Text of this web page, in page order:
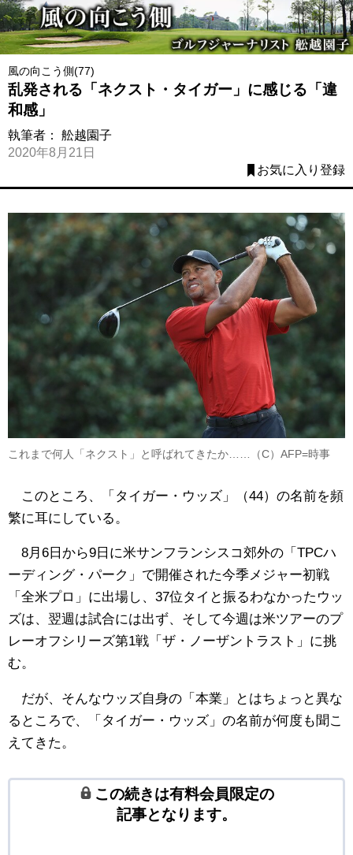
風の向こう側(77)
乱発される「ネクスト・タイガー」に感じる「違
和感」
執筆者： 舩越園子
2020年8月21日
お気に入り登録
これまで何人「ネクスト」と呼ばれてきたか……（C）AFP=時事
このところ、「タイガー・ウッズ」（44）の名前を頻
繁に耳にしている。
8月6日から9日に米サンフランシスコ郊外の「TPCハ
ーディング・パーク」で開催された今季メジャー初戦
「全米プロ」に出場し、37位タイと振るわなかったウッ
ズは、翌週は試合には出ず、そして今週は米ツアーのプ
レーオフシリーズ第1戦「ザ・ノーザントラスト」に挑
む。
だが、そんなウッズ自身の「本業」とはちょっと異な
るところで、「タイガー・ウッズ」の名前が何度も聞こ
えてきた。
この続きは有料会員限定の
記事となります。